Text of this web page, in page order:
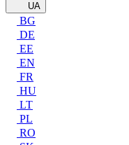
UA
BG
DE
EE
EN
FR
HU
LT
PL
RO